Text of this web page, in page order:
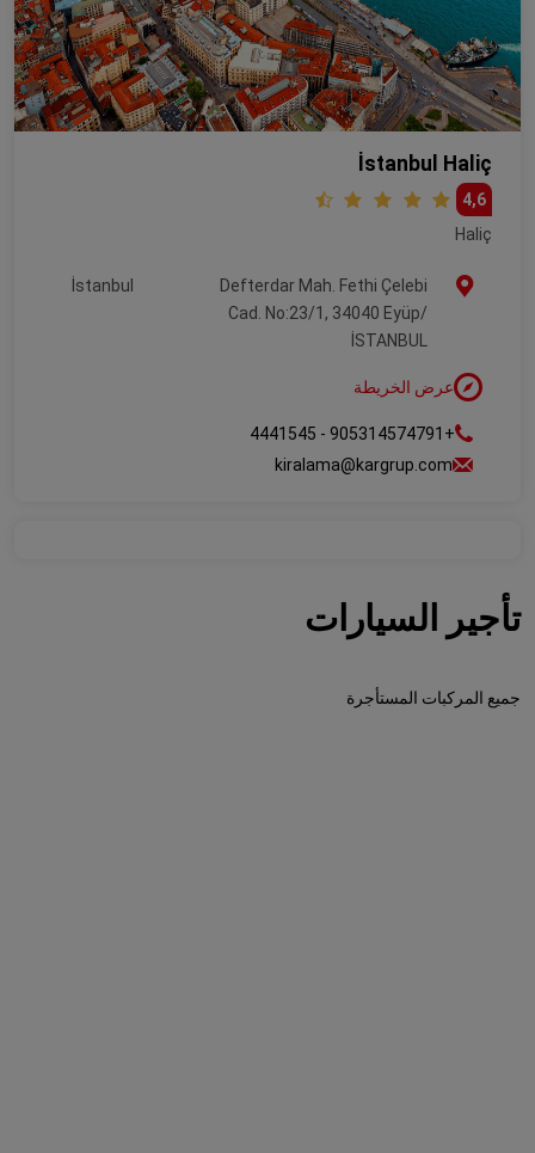
تأجير السيارات
جميع المركبات المستأجرة
İstanbul Haliç
4,6
Haliç
Defterdar Mah. Fethi Çelebi
Cad. No:23/1, 34040 Eyüp/
İSTANBUL
İstanbul
عرض الخريطة
+905314574791 - 4441545
kiralama@kargrup.com